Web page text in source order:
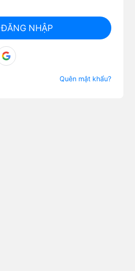
ĐĂNG NHẬP
Quên mật khẩu?